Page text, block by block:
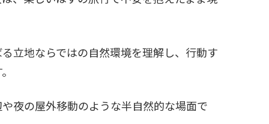
立地ならではの自然環境を理解し、行動す
夜の屋外移動のような半自然的な場面で